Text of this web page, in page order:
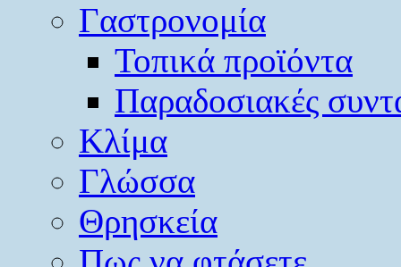
Γαστρονομία
Τοπικά προϊόντα
Παραδοσιακές
Κλίμα
Γλώσσα
Θρησκεία